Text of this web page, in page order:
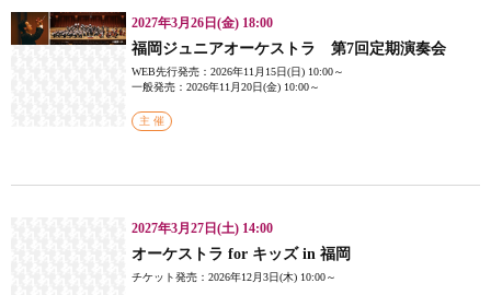
2027年3月26日(金) 18:00
福岡ジュニアオーケストラ 第7回定期演奏会
WEB先行発売：2026年11月15日(日) 10:00～
一般発売：2026年11月20日(金) 10:00～
主 催
2027年3月27日(土) 14:00
オーケストラ for キッズ in 福岡
チケット発売：2026年12月3日(木) 10:00～